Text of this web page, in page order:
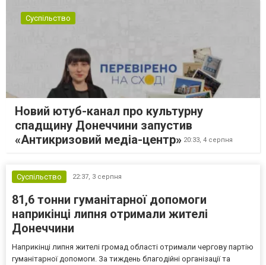
Суспільство
Новий ютуб-канал про культурну
спадщину Донеччини запустив
«Антикризовий медіа-центр» 20:33, 4 серпня
Суспільство 22:37, 3 серпня
81,6 тонни гуманітарної допомоги
наприкінці липня отримали жителі
Донеччини
Наприкінці липня жителі громад області отримали чергову партію
гуманітарної допомоги. За тиждень благодійні організації та